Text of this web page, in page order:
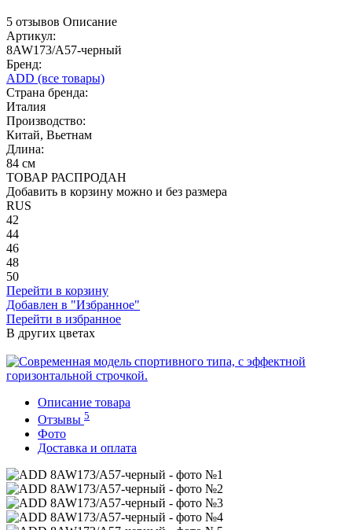
5 отзывов Описание
Артикул:
8AW173/A57-черный
Бренд:
ADD (все товары)
Страна бренда:
Италия
Производство:
Китай, Вьетнам
Длина:
84 см
ТОВАР РАСПРОДАН
Добавить в корзину можно и без размера
RUS
42
44
46
48
50
Перейти в корзину
Добавлен в "Избранное"
Перейти в избранное
В других цветах
Описание товара
Отзывы 5
Фото
Доставка и оплата